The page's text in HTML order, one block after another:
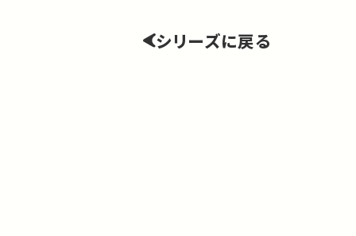
シリーズに戻る